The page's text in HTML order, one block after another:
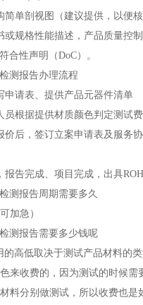
单剖视图（建议提供，以便核
规格性能描述，产品质量控制
合性声明（DoC）。
测报告办理流程
申请表、提供产品元器件清单
员根据提供材质颜色判定测试
，签订立案申请表及服务协
报告完成、项目完成，出具
测报告周期需要多久
加急）
测报告需要多少钱呢
的高低取决于测试产品材料的
来收费的，因为测试的时候
料分别做测试，所以收费也是